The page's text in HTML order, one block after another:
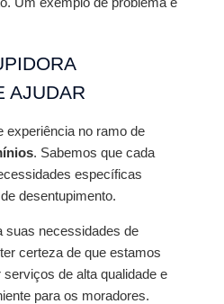
AJUDAR
. Sabemos que cada
específicas
desentupimento.
suas necessidades de
certeza de que estamos
de alta qualidade e
para os moradores.